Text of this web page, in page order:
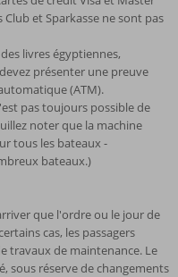
Club et Sparkasse ne sont pas
livres égyptiennes,
présenter une preuve
(ATM).
pas toujours possible de
noter que la machine
tous les bateaux -
bateaux.)
que l'ordre ou le jour de
cas, les passagers
travaux de maintenance. Le
sous réserve de changements